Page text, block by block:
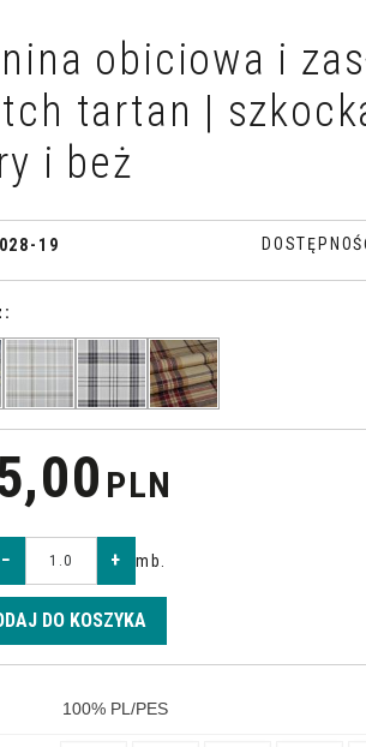
obiciowa i
tartan |
i beż
19
PLN
− + mb.
DO KOSZYKA
100% PL/PES